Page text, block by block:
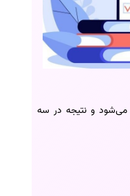
می‌شود و نتیجه در سه